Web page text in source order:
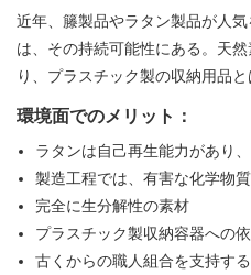
近年、籐製品やラタン製品が人
は、その持続可能性にある。天
り、プラスチック製の収納用品
環境面でのメリット：
ラタンは自己再生能力があり、
製造工程では、有害な化学物
完全に生分解性の素材
プラスチック製収納容器への
古くからの職人組合を支持する